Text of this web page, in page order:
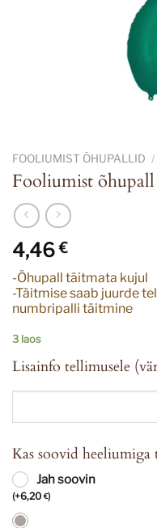
FOOLIUMIST ÕHUPALLID /
Fooliumist
4,46€
-Õhupall täitmata kujul
-Täitmise saab juurde
numbripalli täitmine
3 laos
Lisainfo tellimusele
Kas soovid heeliumiga
Jah soovin
(+6,20 €)